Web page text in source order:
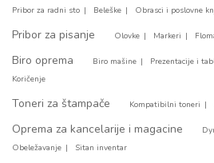
Pribor za radni sto
Beleške Obrasci i poslovne
Pribor za pisanje Olovke Markeri
Biro oprema Biro mašine Prezentacije i
Koričenje
Toneri za štampače Kompatibilni toneri
Oprema za kancelarije i magacine
Obeležavanje
Sitan inventar